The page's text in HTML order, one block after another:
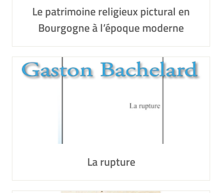
Le patrimoine religieux pictural en
Bourgogne à l’époque moderne
La rupture